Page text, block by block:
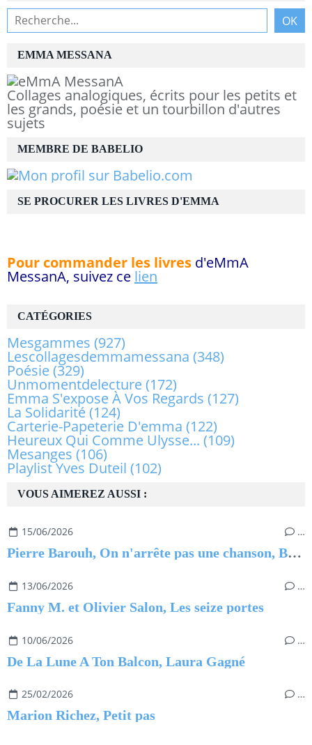
EMMA MESSANA
Collages analogiques, écrits pour les petits et
les grands, poésie et un tourbillon d'autres
sujets
VOUS AIMEREZ AUSSI :
15/06/2026 …
Pierre Barouh, On n'arrête pas une chanson, Benjamin Barouh
13/06/2026 …
Fanny M. et Olivier Salon, Les seize portes
10/06/2026 …
De La Lune A Ton Balcon, Laura Gagné
25/02/2026 …
Marion Richez, Petit pas
CATÉGORIES
Mesgammes (927)
Lescollagesdemmamessana (348)
Poésie(329)
Unmomentdelecture(172)
Emma S'expose À Vos Regards (127)
La Solidarité(124)
Carterie-Papeterie D'emma (122)
Heureux Qui Comme Ulysse... (109)
Mesanges (106)
Playlist Yves Duteil (102)
MEMBRE DE BABELIO
SE PROCURER LES LIVRES D'EMMA
Pour commander les livres d'eMmA
MessanA, suivez ce lien